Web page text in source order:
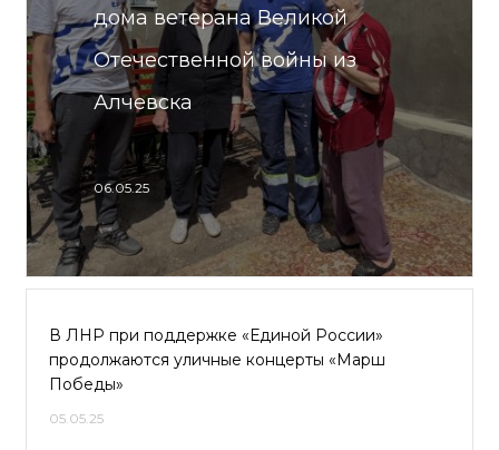
дома ветерана Великой
Отечественной войны из
Алчевска
06.05.25
В ЛНР при поддержке «Единой России»
продолжаются уличные концерты «Марш
Победы»
05.05.25